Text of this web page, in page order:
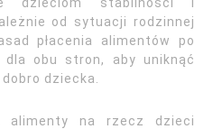
od sytuacji rodzinnej
płacenia alimentów po
obu stron, aby uniknąć
dziecka.
alimenty na rzecz dzieci